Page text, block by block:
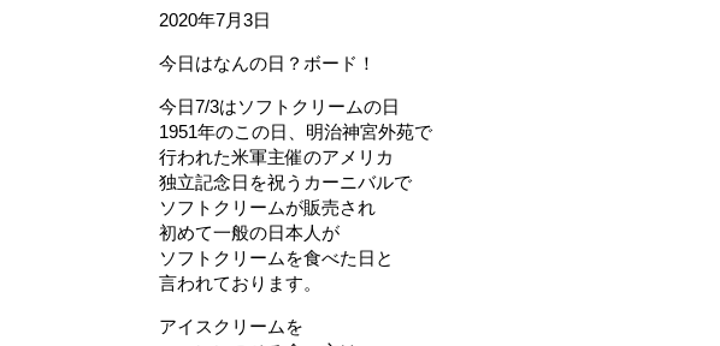
2020年7月3日
今日はなんの日？ボード！
今日7/3はソフトクリームの日
1951年のこの日、明治神宮外苑で
行われた米軍主催のアメリカ
独立記念日を祝うカーニバルで
ソフトクリームが販売され
初めて一般の日本人が
ソフトクリームを食べた日と
言われております。
アイスクリームを